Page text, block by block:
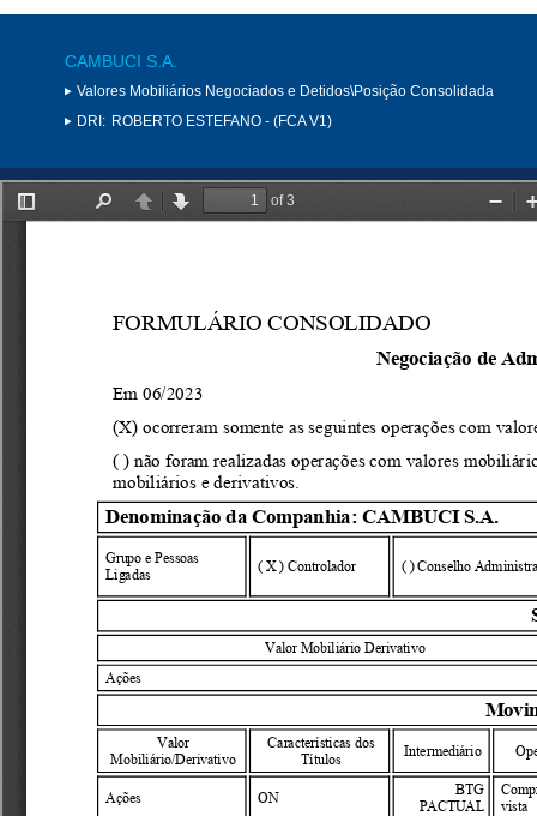
CAMBUCI S.A.
Valores Mobiliários Negociados e Detidos\Posição Consolidada
DRI: ROBERTO ESTEFANO - (FCA V1)